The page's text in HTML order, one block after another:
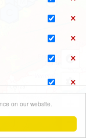
on our website.